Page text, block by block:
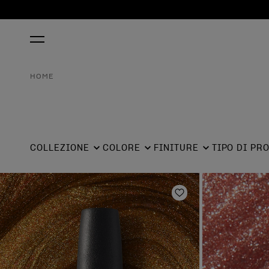
HOME
COLLEZIONE COLORE FINITURE TIPO DI
Aggiungi alla